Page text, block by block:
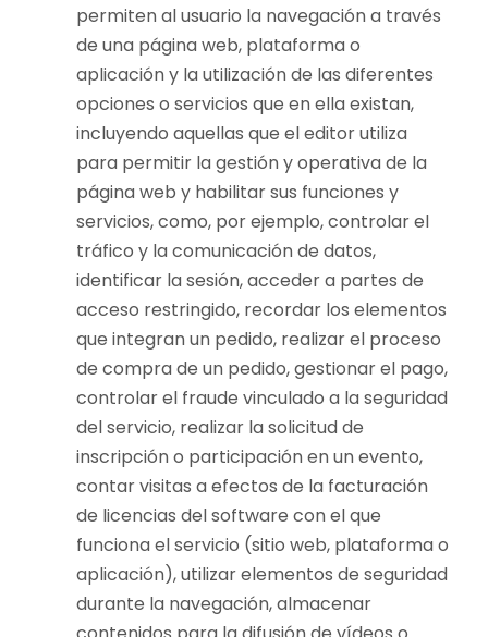
permiten al usuario la navegación a través
de una página web, plataforma o
aplicación y la utilización de las diferentes
opciones o servicios que en ella existan,
incluyendo aquellas que el editor utiliza
para permitir la gestión y operativa de la
página web y habilitar sus funciones y
servicios, como, por ejemplo, controlar el
tráfico y la comunicación de datos,
identificar la sesión, acceder a partes de
acceso restringido, recordar los elementos
que integran un pedido, realizar el proceso
de compra de un pedido, gestionar el pago,
controlar el fraude vinculado a la seguridad
del servicio, realizar la solicitud de
inscripción o participación en un evento,
contar visitas a efectos de la facturación
de licencias del software con el que
funciona el servicio (sitio web, plataforma o
aplicación), utilizar elementos de seguridad
durante la navegación, almacenar